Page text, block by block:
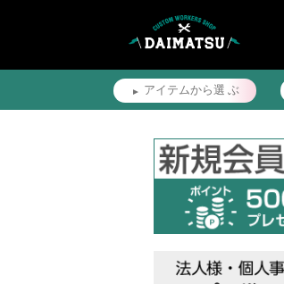
アイテムから選 ぶ